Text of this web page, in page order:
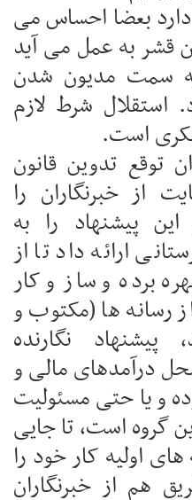
بعضا احساس می
قشر به عمل می آید
سمت مدیون شدن
استقلال شرط لازم
است.
توقع تدوین قانون
از خبرنگاران را
پیشنهاد را به
ارائه داد تا از
برده و ساز و کار
ها (مکتوب و
نگارنده
درآمدهای مالی و
و یا حتی مسئولیت
گروه است، تا جایی
اولیه کار خود را
هم از خبرنگاران